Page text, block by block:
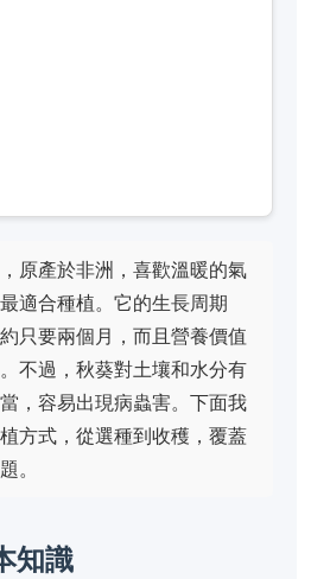
原產於非洲，喜歡溫暖的氣
適合種植。它的生長周期
只要兩個月，而且營養價值
不過，秋葵對土壤和水分有
，容易出現病蟲害。下面我
方式，從選種到收穫，覆蓋
。
知識